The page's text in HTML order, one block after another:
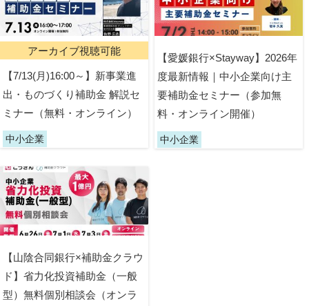
アーカイブ視聴可能
【7/13(月)16:00～】新事業進
出・ものづくり補助金 解説セ
ミナー（無料・オンライン）
中小企業
【愛媛銀行×Stayway】2026年
度最新情報｜中小企業向け主
要補助金セミナー（参加無
料・オンライン開催）
中小企業
【山陰合同銀行×補助金クラウ
ド】省力化投資補助金（一般
型）無料個別相談会（オンラ